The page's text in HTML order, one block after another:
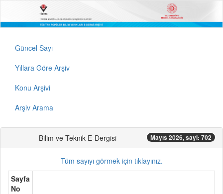
Güncel Sayı
Yıllara Göre Arşiv
Konu Arşivi
Arşiv Arama
Bilim ve Teknik E-Dergisi Mayıs 2026, sayi: 702
Tüm sayıyı görmek için tıklayınız.
Sayfa
No